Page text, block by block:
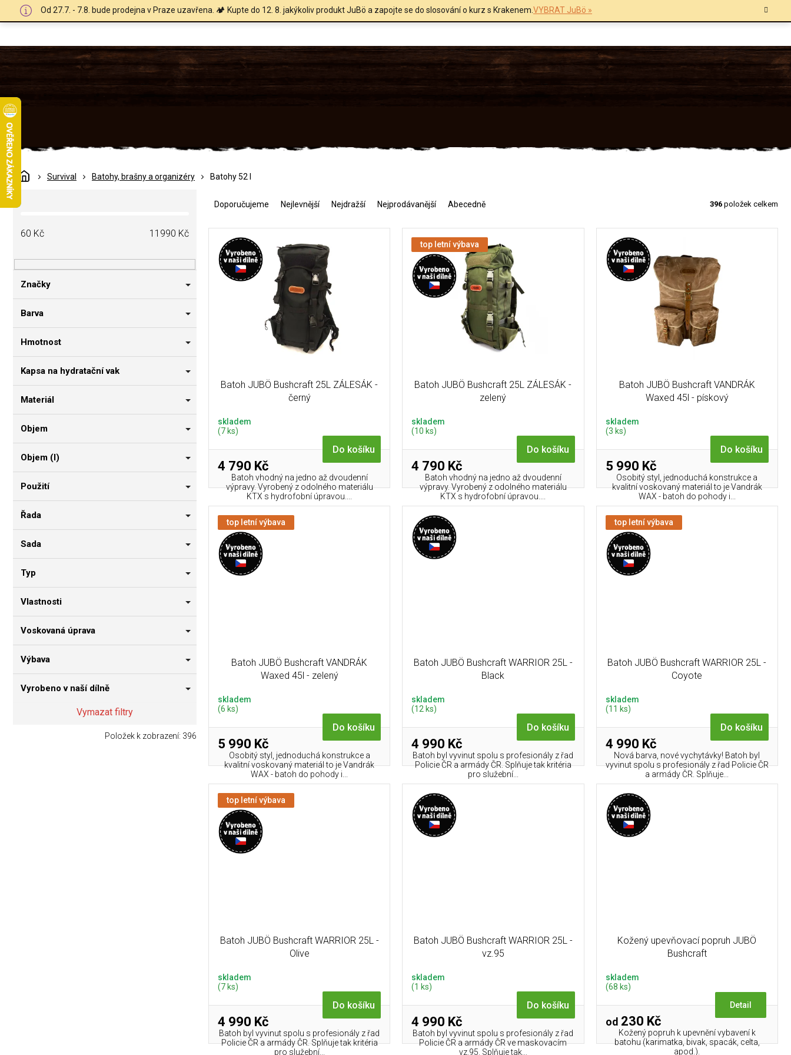
Od 27.7. - 7.8. bude prodejna v Praze uzavřena. 🏕️ Kupte do 12. 8. jakýkoliv produkt JuBö a zapojte se do slosování o kurz s Krakenem.VYBRAT JuBö »
DomůSurvival Batohy, brašny a organizéry Batohy 52 l
P
o
a
n
í
a
60 Kč 11990 Kč
Značky
Barva
Hmotnost
Kapsa na hydratační vak
Materiál
Objem
Objem (l)
Použití
Řada
Sada
Typ
Vlastnosti
Voskovaná úprava
Výbava
Vyrobeno v naší dílně
Vymazat filtry
Položek k zobrazení: 396
e
Doporučujeme Nejlevnější Nejdražší Nejprodávanější Abecedně 396 položek celkem
Batoh JUBÖ Bushcraft 25L ZÁLESÁK -
černý
skladem
(7 ks)
4 790 Kč
Do košíku
Batoh vhodný na jedno až dvoudenní
výpravy. Vyrobený z odolného materiálu
KTX s hydrofobní úpravou....
top letní výbava
Batoh JUBÖ Bushcraft 25L ZÁLESÁK -
zelený
skladem
(10 ks)
4 790 Kč
Do košíku
Batoh vhodný na jedno až dvoudenní
výpravy. Vyrobený z odolného materiálu
KTX s hydrofobní úpravou....
Batoh JUBÖ Bushcraft VANDRÁK
Waxed 45l - pískový
skladem
(3 ks)
5 990 Kč
Do košíku
Osobitý styl, jednoduchá konstrukce a
kvalitní voskovaný materiál to je Vandrák
WAX - batoh do pohody i...
top letní výbava
Batoh JUBÖ Bushcraft VANDRÁK
Waxed 45l - zelený
skladem
(6 ks)
5 990 Kč
Do košíku
Osobitý styl, jednoduchá konstrukce a
kvalitní voskovaný materiál to je Vandrák
WAX - batoh do pohody i...
Batoh JUBÖ Bushcraft WARRIOR 25L -
Black
skladem
(12 ks)
4 990 Kč
Do košíku
Batoh byl vyvinut spolu s profesionály z řad
Policie ČR a armády ČR. Splňuje tak kritéria
pro služební...
top letní výbava
Batoh JUBÖ Bushcraft WARRIOR 25L -
Coyote
skladem
(11 ks)
4 990 Kč
Do košíku
Nová barva, nové vychytávky! Batoh byl
vyvinut spolu s profesionály z řad Policie ČR
a armády ČR. Splňuje...
top letní výbava
Batoh JUBÖ Bushcraft WARRIOR 25L -
Olive
skladem
(7 ks)
4 990 Kč
Do košíku
Batoh byl vyvinut spolu s profesionály z řad
Policie ČR a armády ČR. Splňuje tak kritéria
pro služební...
Batoh JUBÖ Bushcraft WARRIOR 25L -
vz.95
skladem
(1 ks)
4 990 Kč
Do košíku
Batoh byl vyvinut spolu s profesionály z řad
Policie ČR a armády ČR ve maskovacím
vz.95. Splňuje tak...
Kožený upevňovací popruh JUBÖ
Bushcraft
skladem
(68 ks)
od230 Kč
Detail
Kožený popruh k upevnění vybavení k
batohu (karimatka, bivak, spacák, celta,
apod.).